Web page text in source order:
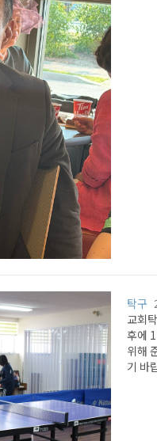
탁구
교회
후에
위해
기 바